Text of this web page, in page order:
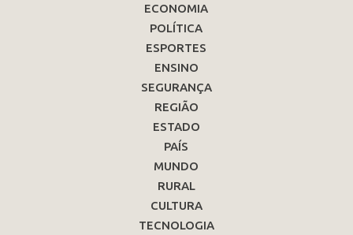
ECONOMIA
POLÍTICA
ESPORTES
ENSINO
SEGURANÇA
REGIÃO
ESTADO
PAÍS
MUNDO
RURAL
CULTURA
TECNOLOGIA